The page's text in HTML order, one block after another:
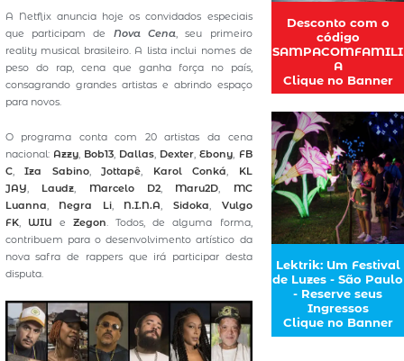
A Netflix anuncia hoje os convidados especiais
que participam de Nova Cena, seu primeiro
reality musical brasileiro. A lista inclui nomes de
peso do rap, cena que ganha força no país,
consagrando grandes artistas e abrindo espaço
para novos.
O programa conta com 20 artistas da cena
nacional: Azzy, Bob13, Dallas, Dexter,Ebony, FB
C,Iza Sabino,Jottapê, Karol Conká, KL
JAY, Laudz, Marcelo D2, Maru2D, MC
Luanna, Negra Li, N.I.N.A, Sidoka, Vulgo
FK, WIU eZegon. Todos, de alguma forma,
contribuem para o desenvolvimento artístico da
nova safra de rappers que irá participar desta
disputa.
Desconto com o
código
SAMPACOMFAMILI
A
Clique no Banner
Lektrik: Um Festival
de Luzes - São Paulo
- Reserve seus
Ingressos
Clique no Banner